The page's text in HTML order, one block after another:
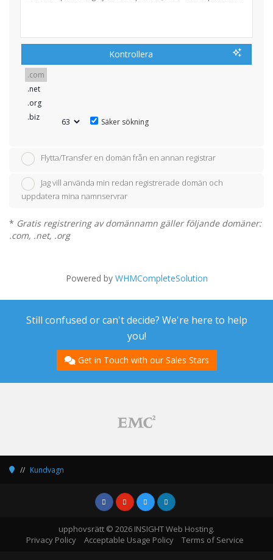
Kontrollera
Säker sökning
Flytta/Transfer en domän från en annan registrar
Jag vill använda min redan registrerade domän och
uppdatera mina namnservrar
* Gratis registrering av domännamn gäller följande domäner:
.com, .net, .org
Powered by WHMCompleteSolution
Still confused or can't decide? We're here to help
you!
Get in Touch with our Sales Stars
Kundvagn
upphovsrätt © 2026 INSIGHT Web Hosting.
Privacy Policy
Acceptable Usage Policy Terms of Service